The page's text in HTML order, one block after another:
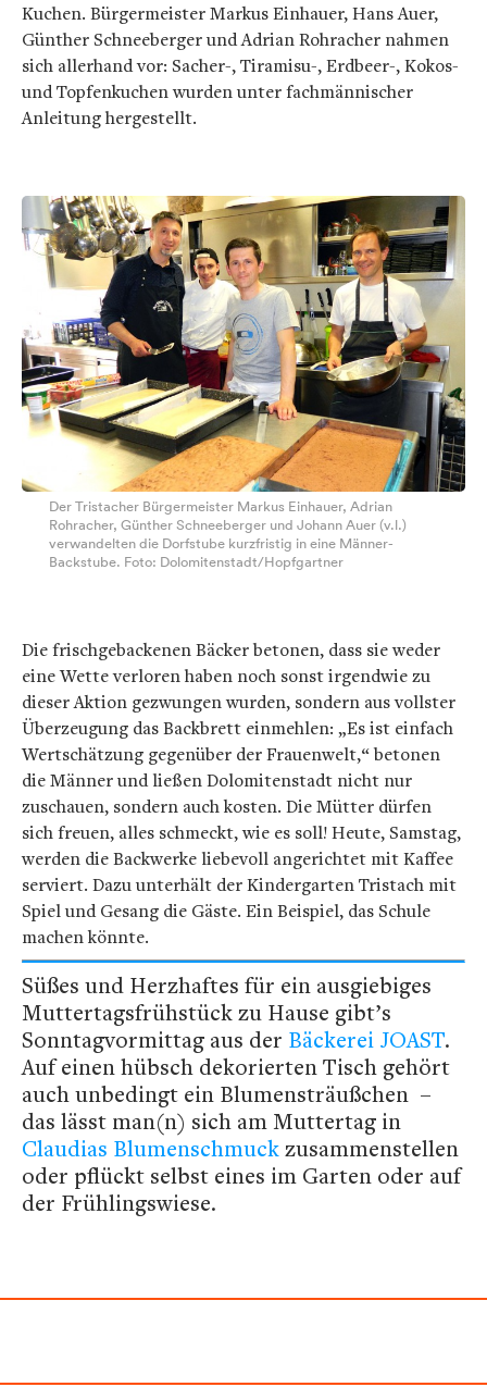
Kuchen. Bürgermeister Markus Einhauer, Hans Auer,
Günther Schneeberger und Adrian Rohracher nahmen
sich allerhand vor: Sacher-, Tiramisu-, Erdbeer-, Kokos-
und Topfenkuchen wurden unter fachmännischer
Anleitung hergestellt.
Der Tristacher Bürgermeister Markus Einhauer, Adrian
Rohracher, Günther Schneeberger und Johann Auer (v.l.)
verwandelten die Dorfstube kurzfristig in eine Männer-
Backstube. Foto: Dolomitenstadt/Hopfgartner
Die frischgebackenen Bäcker betonen, dass sie weder
eine Wette verloren haben noch sonst irgendwie zu
dieser Aktion gezwungen wurden, sondern aus vollster
Überzeugung das Backbrett einmehlen: „Es ist einfach
Wertschätzung gegenüber der Frauenwelt,“ betonen
die Männer und ließen Dolomitenstadt nicht nur
zuschauen, sondern auch kosten. Die Mütter dürfen
sich freuen, alles schmeckt, wie es soll! Heute, Samstag,
werden die Backwerke liebevoll angerichtet mit Kaffee
serviert. Dazu unterhält der Kindergarten Tristach mit
Spiel und Gesang die Gäste. Ein Beispiel, das Schule
machen könnte.
Süßes und Herzhaftes für ein ausgiebiges
Muttertagsfrühstück zu Hause gibt’s
Sonntagvormittag aus der Bäckerei JOAST.
Auf einen hübsch dekorierten Tisch gehört
auch unbedingt ein Blumensträußchen –
das lässt man(n) sich am Muttertag in
Claudias Blumenschmuckzusammenstellen
oder pflückt selbst eines im Garten oder auf
der Frühlingswiese.